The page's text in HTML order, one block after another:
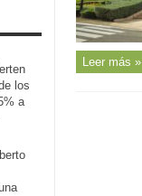
Leer más »
los
a